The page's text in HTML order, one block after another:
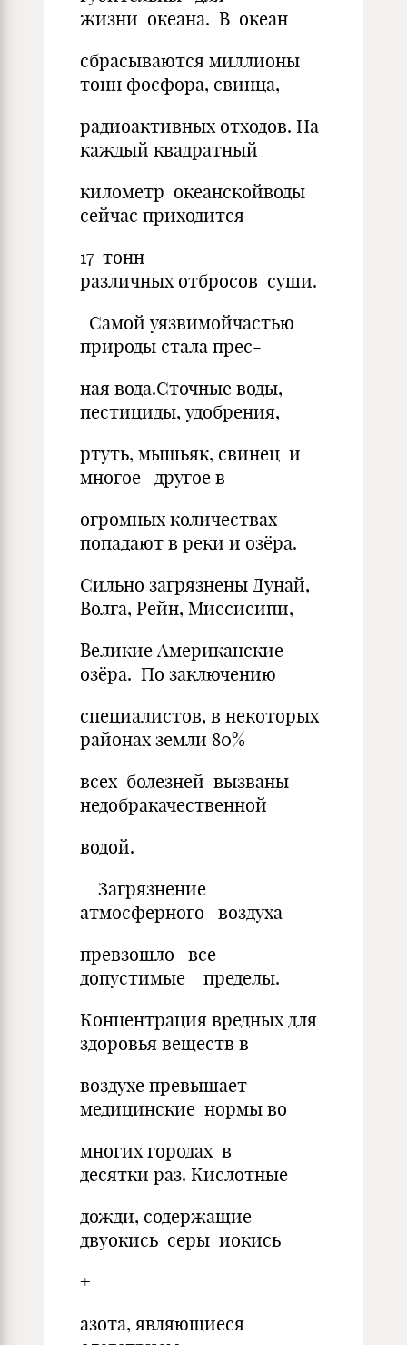
жизни океана. В океан
сбрасываются миллионы
тонн фосфора, свинца,
радиоактивных отходов. На
каждый квадратный
километр океанскойводы
сейчас приходится
17 тонн
различных отбросов суши.
Самой уязвимойчастью
природы стала прес-
ная вода.Сточные воды,
пестициды, удобрения,
ртуть, мышьяк, свинец и
многое другое в
огромных количествах
попадают в реки и озёра.
Сильно загрязнены Дунай,
Волга, Рейн, Миссисипи,
Великие Американские
озёра. По заключению
специалистов, в некоторых
районах земли 80%
всех болезней вызваны
недобракачественной
водой.
Загрязнение
атмосферного воздуха
превзошло все
допустимые пределы.
Концентрация вредных для
здоровья веществ в
воздухе превышает
медицинские нормы во
многих городах в
десятки раз. Кислотные
дожди, содержащие
двуокись серы иокись
+
азота, являющиеся